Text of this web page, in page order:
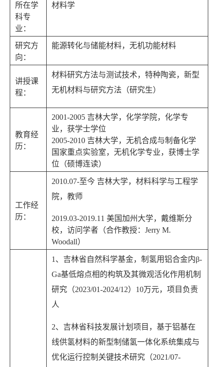
所在学
科专
业：
材料学
研究方
向：
能源转化与储能材料，无机功能材料
讲授课
程：
材料研究方法与测试技术，特种陶瓷，新型
无机材料与研究方法（研究生）
教育经
历：
2001-2005 吉林大学，化学学院，化学专
业，获学士学位
2005-2010 吉林大学，无机合成与制备化学
国家重点实验室，无机化学专业，获博士学
位（硕博连读）
工作经
历：
2010.07-至今 吉林大学，材料科学与工程学
院，教师
2019.03-2019.11 美国加州大学，戴维斯分
校，访问学者（合作教授：Jerry M.
Woodall）
1、吉林省自然科学基金，制氢用铝合金内β-
Ga基低熔点相的构筑及其微观活化作用机制
研究（2023/01-2024/12）10万元，项目负责
人
2、吉林省科技发展计划项目，基于铝基在
线供氢材料的新型制储氢一体化系统集成与
优化运行控制关键技术研究（2021/07-